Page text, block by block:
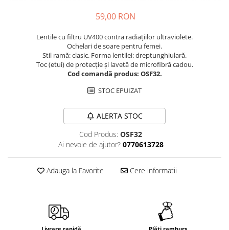
Huse de protecție
Huse de protectie pat finet
Huse de protecție scaun
Cântare electronice
Produse de cult religios
59,00 RON
Lentile cu filtru UV400 contra radiațiilor ultraviolete.
Ochelari de soare pentru femei.
Stil ramă: clasic. Forma lentilei: dreptunghiulară.
Toc (etui) de protecție și lavetă de microfibră cadou.
Cod comandă produs: OSF32.
STOC EPUIZAT
ALERTA STOC
Cod Produs: OSF32
Ai nevoie de ajutor? 0770613728
Adauga la Favorite Cere informatii